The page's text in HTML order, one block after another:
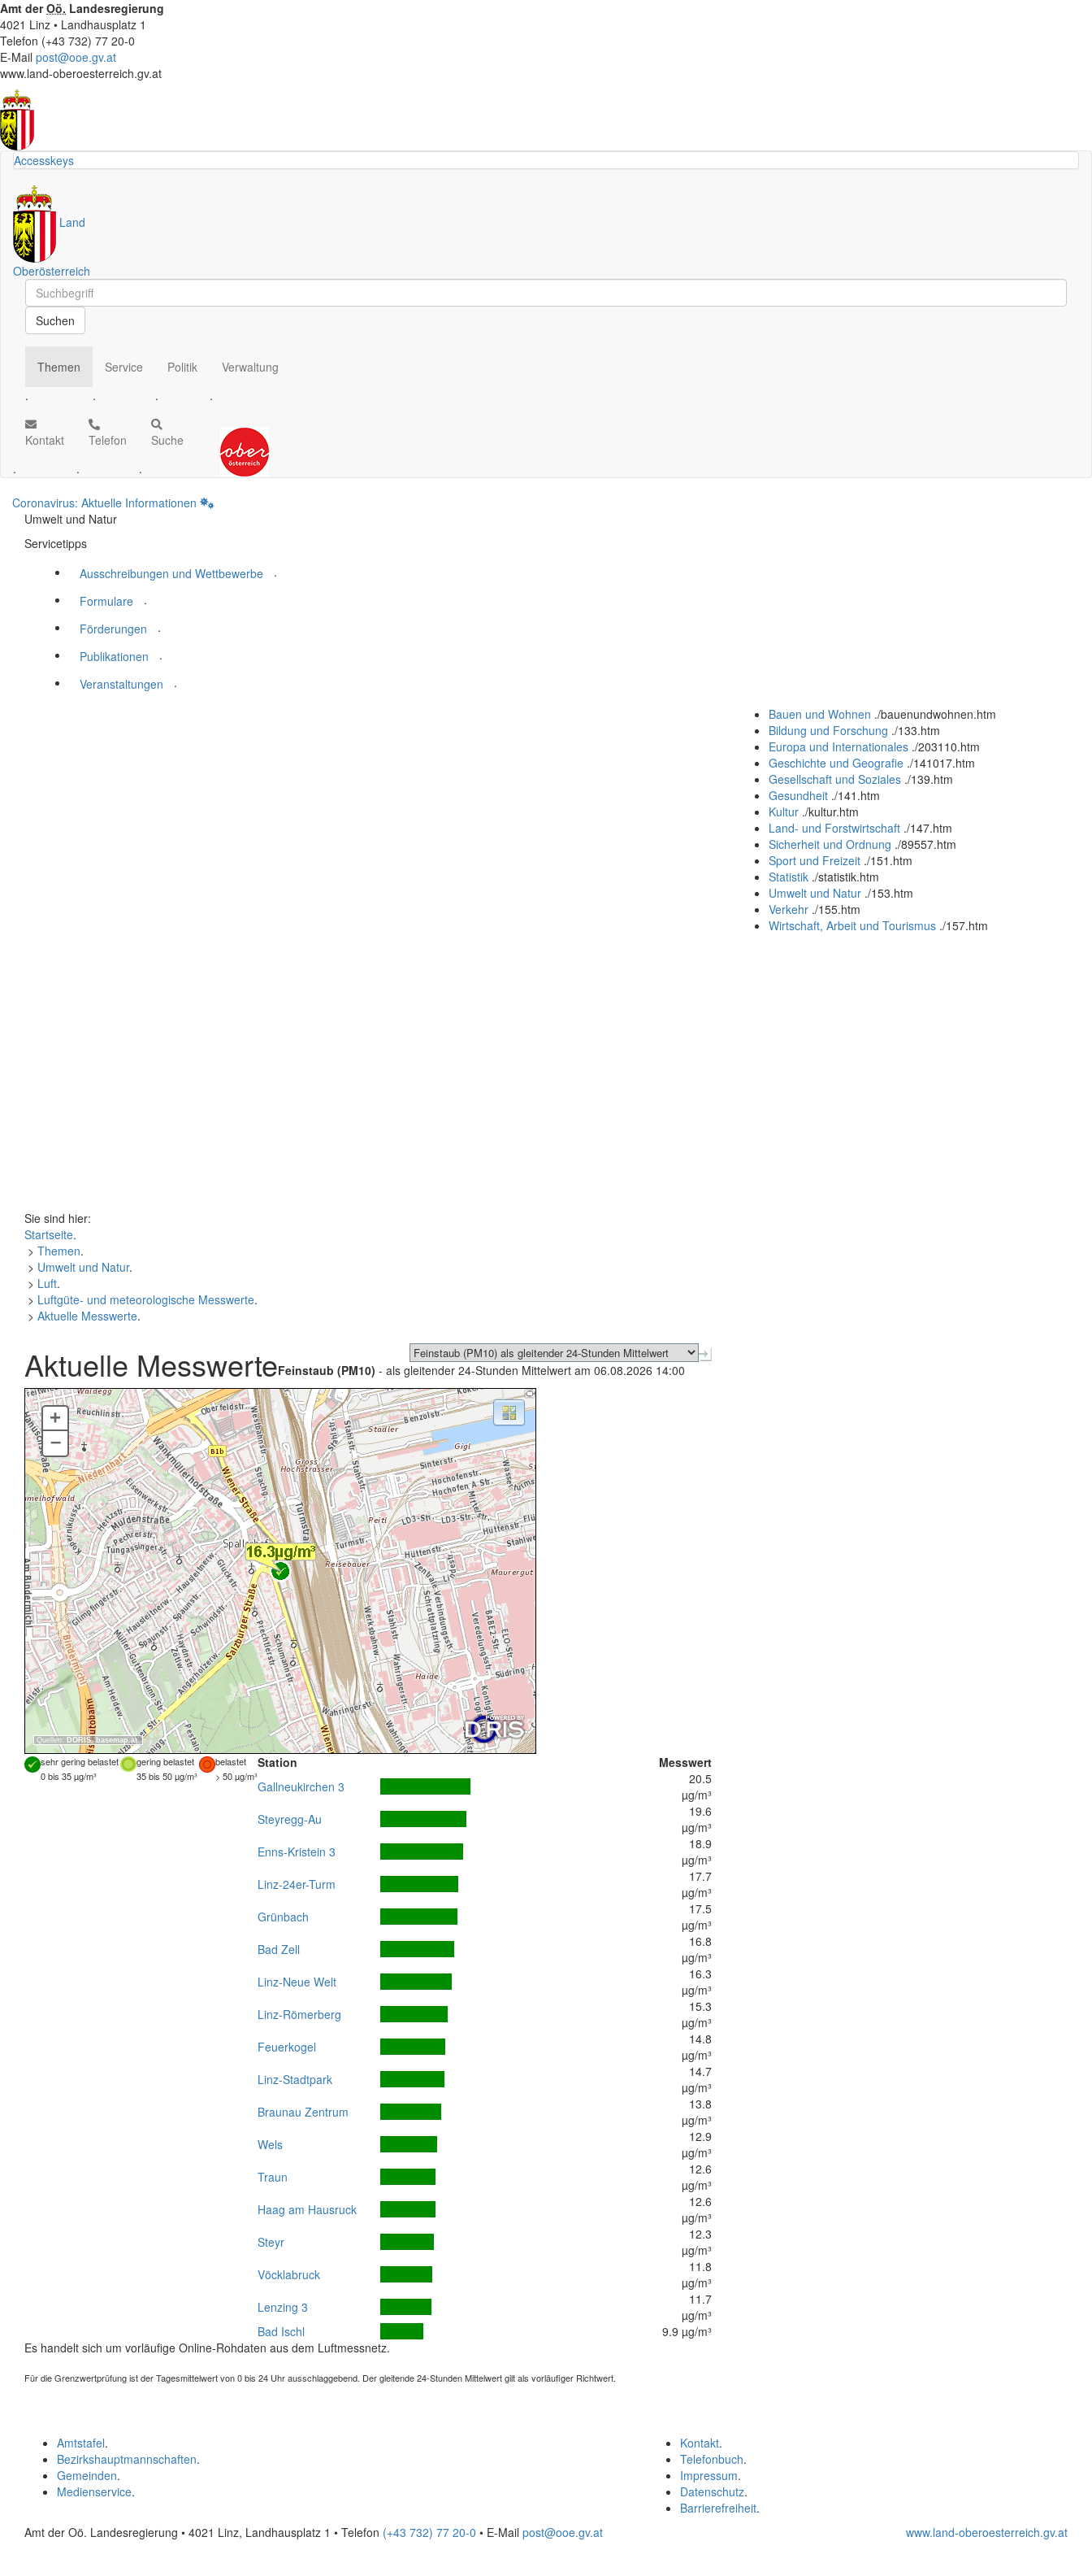
Amt derOö. Landesregierung
4021 Linz • Landhausplatz 1
Telefon (+43 732) 77 20-0
E-Mail post@ooe.gv.at
www.land-oberoesterreich.gv.at
Accesskeys
Land
Oberösterreich
Schnellsuche
Schnellsuche
Suchen
Themen
.
Service
.
Politik
.
Verwaltung
.
Kontakt
.
Telefon
.
Suche
.
Coronavirus: Aktuelle Informationen
Umwelt und Natur
Servicetipps
Ausschreibungen und Wettbewerbe
.
Formulare
.
Förderungen
.
Publikationen
.
Veranstaltungen
.
Bauen und Wohnen ./bauenundwohnen.htm
Bildung und Forschung ./133.htm
Europa und Internationales ./203110.htm
Geschichte und Geografie ./141017.htm
Gesellschaft und Soziales ./139.htm
Gesundheit ./141.htm
Kultur ./kultur.htm
Land- und Forstwirtschaft ./147.htm
Sicherheit und Ordnung ./89557.htm
Sport und Freizeit ./151.htm
Statistik ./statistik.htm
Umwelt und Natur ./153.htm
Verkehr ./155.htm
Wirtschaft, Arbeit und Tourismus ./157.htm
Sie sind hier:
Startseite.
> Themen.
> Umwelt und Natur.
> Luft.
> Luftgüte- und meteorologische Messwerte.
> Aktuelle Messwerte.
Aktuelle MesswerteFeinstaub (PM10) - als gleitender 24-Stunden Mittelwert am 06.08.2026 14:00
Quellen: DORIS, basemap.at
+
–
sehr gering belastet gering belastet
belastet
0 bis 35 µg/m³
35 bis 50 µg/m³ > 50 µg/m³
Station
Messwert
Gallneukirchen 3
20.5
µg/m³
Steyregg-Au
19.6
µg/m³
Enns-Kristein 3
18.9
µg/m³
Linz-24er-Turm
17.7
µg/m³
Grünbach
17.5
µg/m³
Bad Zell
16.8
µg/m³
Linz-Neue Welt
16.3
µg/m³
Linz-Römerberg
15.3
µg/m³
Feuerkogel
14.8
µg/m³
Linz-Stadtpark
14.7
µg/m³
Braunau Zentrum
13.8
µg/m³
Wels
12.9
µg/m³
Traun
12.6
µg/m³
Haag am Hausruck
12.6
µg/m³
Steyr
12.3
µg/m³
Vöcklabruck
11.8
µg/m³
Lenzing 3
11.7
µg/m³
Bad Ischl
9.9 µg/m³
Es handelt sich um vorläufige Online-Rohdaten aus dem Luftmessnetz.
Für die Grenzwertprüfung ist der Tagesmittelwert von 0 bis 24 Uhr ausschlaggebend. Der gleitende 24-Stunden Mittelwert gilt als vorläufiger Richtwert.
Kontakt.
Telefonbuch.
Impressum.
Datenschutz.
Barrierefreiheit.
Amtstafel.
Bezirkshauptmannschaften.
Gemeinden.
Medienservice.
Amt der Oö. Landesregierung • 4021 Linz, Landhausplatz 1 • Telefon (+43 732) 77 20-0 • E-Mail post@ooe.gv.at www.land-oberoesterreich.gv.at